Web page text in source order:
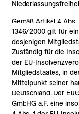
Gemäß Artikel 4
1346/2000 gilt für
desjenigen
Zuständig für die
der EU-
Mitgliedstaates, in
Mittelpunkt seiner
Deutschland. Der
GmbHG a.F. eine